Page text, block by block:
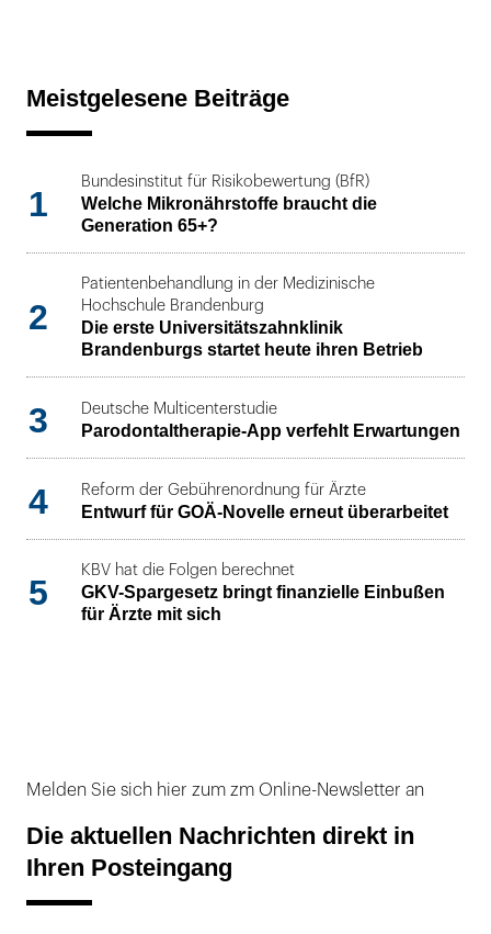
Meistgelesene Beiträge
1
Bundesinstitut für Risikobewertung (BfR)
Welche Mikronährstoffe braucht die
Generation 65+?
2
Patientenbehandlung in der Medizinische
Hochschule Brandenburg
Die erste Universitätszahnklinik
Brandenburgs startet heute ihren Betrieb
3 Deutsche Multicenterstudie
Parodontaltherapie-App verfehlt Erwartungen
4 Reform der Gebührenordnung für Ärzte
Entwurf für GOÄ-Novelle erneut überarbeitet
5
KBV hat die Folgen berechnet
GKV-Spargesetz bringt finanzielle Einbußen
für Ärzte mit sich
Melden Sie sich hier zum zm Online-Newsletter an
Die aktuellen Nachrichten direkt in
Ihren Posteingang